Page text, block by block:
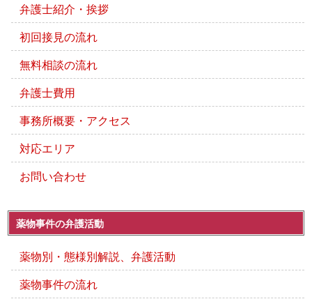
弁護士紹介・挨拶
初回接見の流れ
無料相談の流れ
弁護士費用
事務所概要・アクセス
対応エリア
お問い合わせ
薬物事件の弁護活動
薬物別・態様別解説、弁護活動
薬物事件の流れ